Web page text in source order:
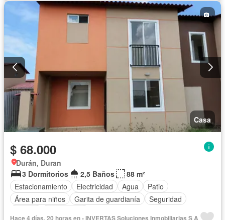
Casa
$ 68.000
Durán, Duran
3 Dormitorios
2,5 Baños
88 m²
Estacionamiento
Electricidad Agua
Patio
Área para niños
Garita de guardianía
Seguridad
Hace 4 días, 20 horas en - INVERTAS Soluciones Inmobiliarias S A